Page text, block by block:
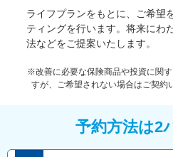
ライフプランをもとに、ご希望
ティングを行います。将来にわ
法などをご提案いたします。
※改善に必要な保険商品や投資に関
すが、ご希望されない場合はご契約
予約方法は2